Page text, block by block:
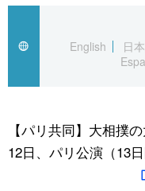
経済・ビジネス
国際
文化
トップ
アーカイブ
In-depth
Japan Data
動画/Live
スポーツ・東京2020
English
日
【パリ共同】大相撲
12日、パリ公演（13